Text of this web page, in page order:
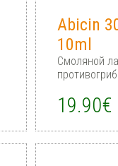
Abicin
10ml
Смоляной
19.90€